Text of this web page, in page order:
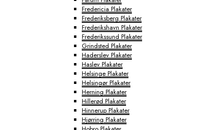
Fredericia Plakater
Frederiksberg Plakater
Frederikshavn Plakater
Frederikssund Plakater
Grindsted Plakater
Haderslev Plakater
Haslev Plakater
Helsinge Plakater
Helsingør Plakater
Herning Plakater
Hillerød Plakater
Hinnerup Plakater
Hjørring Plakater